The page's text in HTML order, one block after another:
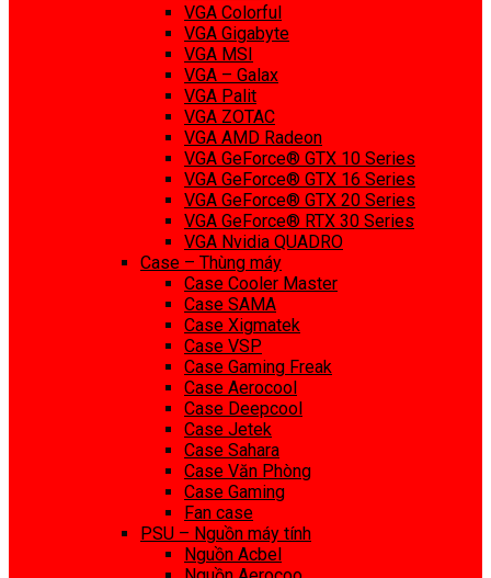
VGA Colorful
VGA Gigabyte
VGA MSI
VGA – Galax
VGA Palit
VGA ZOTAC
VGA AMD Radeon
VGA GeForce® GTX 10 Series
VGA GeForce® GTX 16 Series
VGA GeForce® GTX 20 Series
VGA GeForce® RTX 30 Series
VGA Nvidia QUADRO
Case – Thùng máy
Case Cooler Master
Case SAMA
Case Xigmatek
Case VSP
Case Gaming Freak
Case Aerocool
Case Deepcool
Case Jetek
Case Sahara
Case Văn Phòng
Case Gaming
Fan case
PSU – Nguồn máy tính
Nguồn Acbel